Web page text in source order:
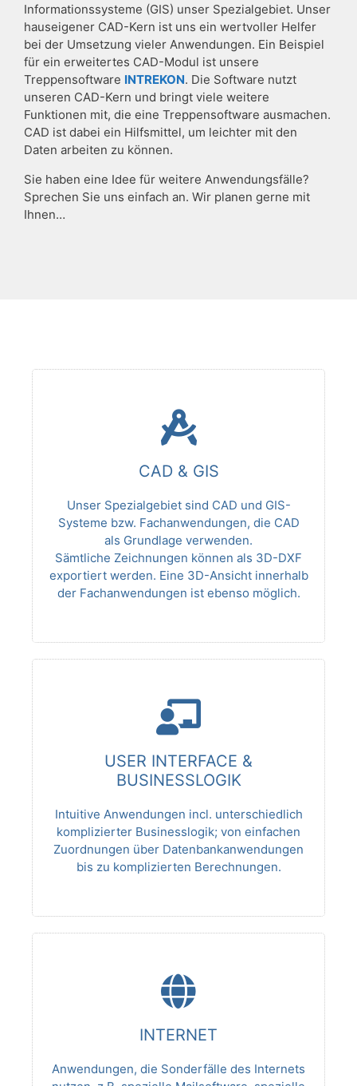
Informationssysteme (GIS) unser Spezialgebiet. Unser
hauseigener CAD-Kern ist uns ein wertvoller Helfer
bei der Umsetzung vieler Anwendungen. Ein Beispiel
für ein erweitertes CAD-Modul ist unsere
Treppensoftware INTREKON. Die Software nutzt
unseren CAD-Kern und bringt viele weitere
Funktionen mit, die eine Treppensoftware ausmachen.
CAD ist dabei ein Hilfsmittel, um leichter mit den
Daten arbeiten zu können.
Sie haben eine Idee für weitere Anwendungsfälle?
Sprechen Sie uns einfach an. Wir planen gerne mit
Ihnen…
CAD & GIS
Unser Spezialgebiet sind CAD und GIS-
Systeme bzw. Fachanwendungen, die CAD
als Grundlage verwenden.
Sämtliche Zeichnungen können als 3D-DXF
exportiert werden. Eine 3D-Ansicht innerhalb
der Fachanwendungen ist ebenso möglich.
USER INTERFACE &
BUSINESSLOGIK
Intuitive Anwendungen incl. unterschiedlich
komplizierter Businesslogik; von einfachen
Zuordnungen über Datenbankanwendungen
bis zu komplizierten Berechnungen.
INTERNET
Anwendungen, die Sonderfälle des Internets